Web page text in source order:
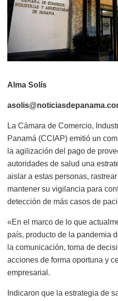
Alma Solís
La Cámara de Comercio,
Panamá (CCIAP) emitió un
la agilización del pago de
autoridades de salud una
aislar a estas personas,
mantener su vigilancia para
detección de más casos de
«En el marco de lo que
país, producto de la pandemia
la comunicación, toma de
acciones de forma oportuna y
empresarial.
Indicaron que la estrategia de